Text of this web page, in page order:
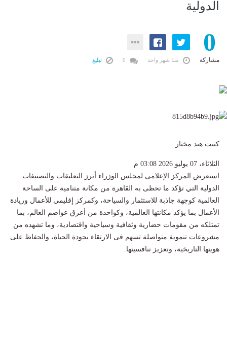
الدولية
0
مشاركة منذ شهر واحد تبليغ
كتبت هند مختار
الثلاثاء، 07 يوليو 2026 03:08 م
استعرض المركز الإعلامى لمجلس الوزراء أبرز التعليقات والتصنيفات
الدولية التي تؤكد ما تحظى به القاهرة من مكانة متنامية على الساحة
العالمية كوجهة جاذبة للاستثمار والسياحة، وكمركز إقليمي للأعمال وريادة
الأعمال بما يؤكد مكانتها العالمية، وكواحدة من أعرق عواصم العالم، بما
تمتلكه من مقومات حضارية وثقافية وسياحية واقتصادية، وما تشهده من
مشروعات تنموية متواصلة تسهم فى الارتقاء بجودة الحياة، والحفاظ على
هويتها التاريخية، وتعزيز تنافسيتها.